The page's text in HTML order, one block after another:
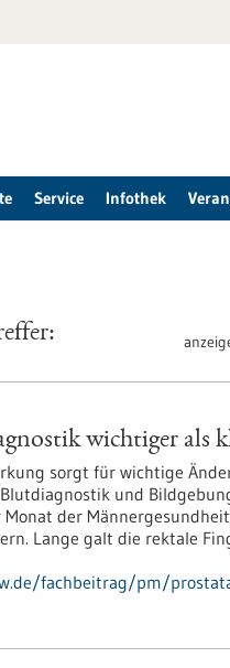
Service Infothek
wichtiger als
sorgt für wichtige
und
der
Lange galt die rektale
fachbeitrag/pm/